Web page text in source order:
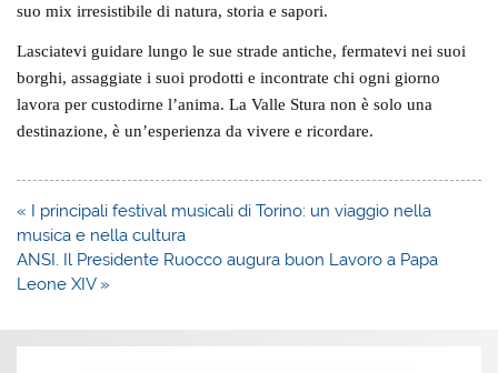
suomix irresistibile di natura, storia e sapori.
Lasciatevi guidare lungo le sue strade antiche, fermatevi nei suoi
borghi, assaggiate i suoi prodotti e incontrate chi ogni giorno
lavora per custodirne l’anima. La Valle Stura non è solo una
destinazione, è un’esperienza da vivere e ricordare.
Navigazione
articoli
« I principali festival musicali di Torino: un viaggio nella
musica e nella cultura
ANSI. Il Presidente Ruocco augura buon Lavoro a Papa
Leone XIV »